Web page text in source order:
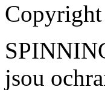
jsou